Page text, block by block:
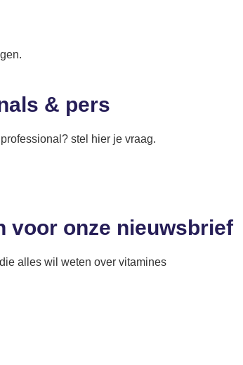
& pers
stel hier je vraag.
voor onze nieuwsbrief
alles wil weten over vitamines